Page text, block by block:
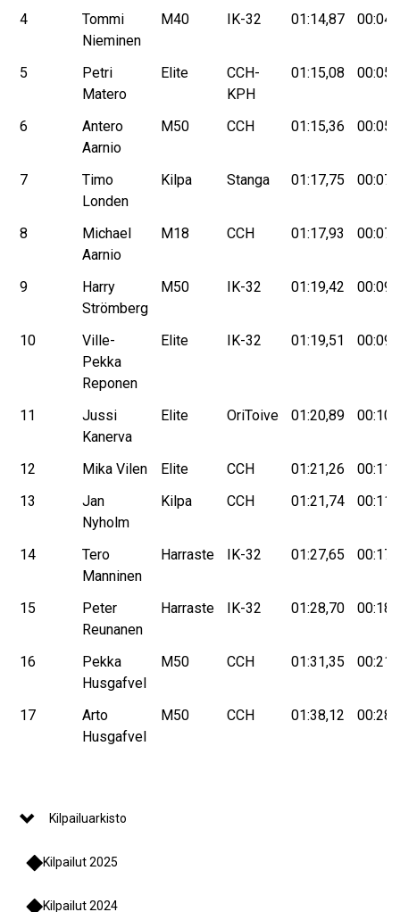
4
Tommi
Nieminen
M40 IK-32 01:14,87
5
Petri
Matero
Elite
CCH-
KPH
01:15,08
6
Antero
Aarnio
M50 CCH 01:15,36
7
Timo
Londen
Kilpa Stanga 01:17,75
8
Michael
Aarnio
M18 CCH 01:17,93
9
Harry
Strömberg
M50 IK-32 01:19,42
10
Ville-
Pekka
Reponen
Elite IK-32 01:19,51
11
Jussi
Kanerva
Elite OriToive 01:20,89
12 Mika Vilen Elite CCH 01:21,26
13
Jan
Nyholm
Kilpa CCH 01:21,74
14
Tero
Manninen
Harraste IK-32 01:27,65
15
Peter
Reunanen
Harraste IK-32 01:28,70
16
Pekka
Husgafvel
M50 CCH 01:31,35
17
Arto
Husgafvel
M50 CCH 01:38,12
Kilpailuarkisto
Kilpailut 2025
Kilpailut 2024